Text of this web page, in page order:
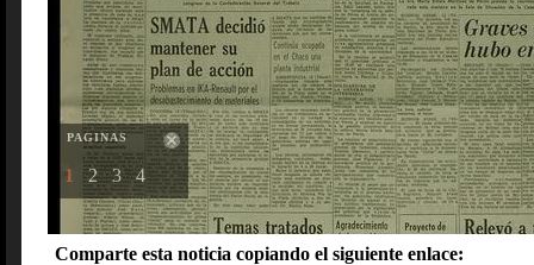
PAGINAS
1 2 3 4
Comparte esta noticia copiando el siguiente enlace: